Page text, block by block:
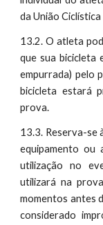
da União
13.2. O atleta
que sua bicicleta
empurrada) pelo
bicicleta estará
prova.
13.3. Reserva-se
equipamento ou
utilização no
utilizará na
momentos antes
considerado